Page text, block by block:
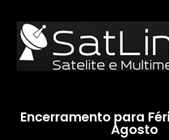
Encerramento para
Agosto